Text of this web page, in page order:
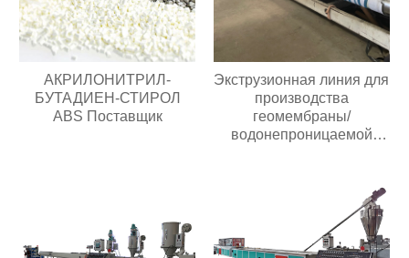
АКРИЛОНИТРИЛ-
БУТАДИЕН-СТИРОЛ
ABS Поставщик
Экструзионная линия для
производства
геомембраны/
водонепроницаемой